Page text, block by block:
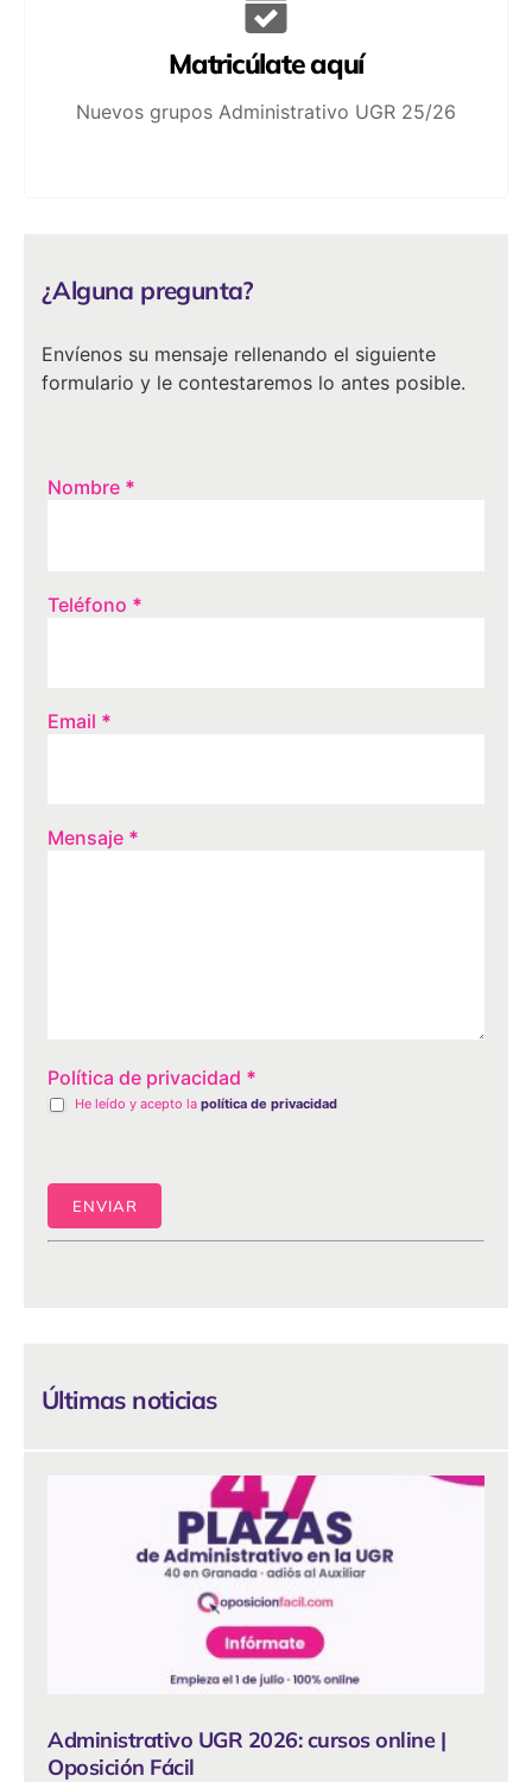
Matricúlate aquí
Nuevos grupos Administrativo UGR 25/26
¿Alguna pregunta?
Envíenos su mensaje rellenando el siguiente
formulario y le contestaremos lo antes posible.
¿Alguna
Nombre *
Teléfono *
Email *
Mensaje *
Política de privacidad *
He leído y acepto la política de privacidad
ENVIAR
Últimas noticias
Administrativo UGR 2026: cursos online |
Oposición Fácil